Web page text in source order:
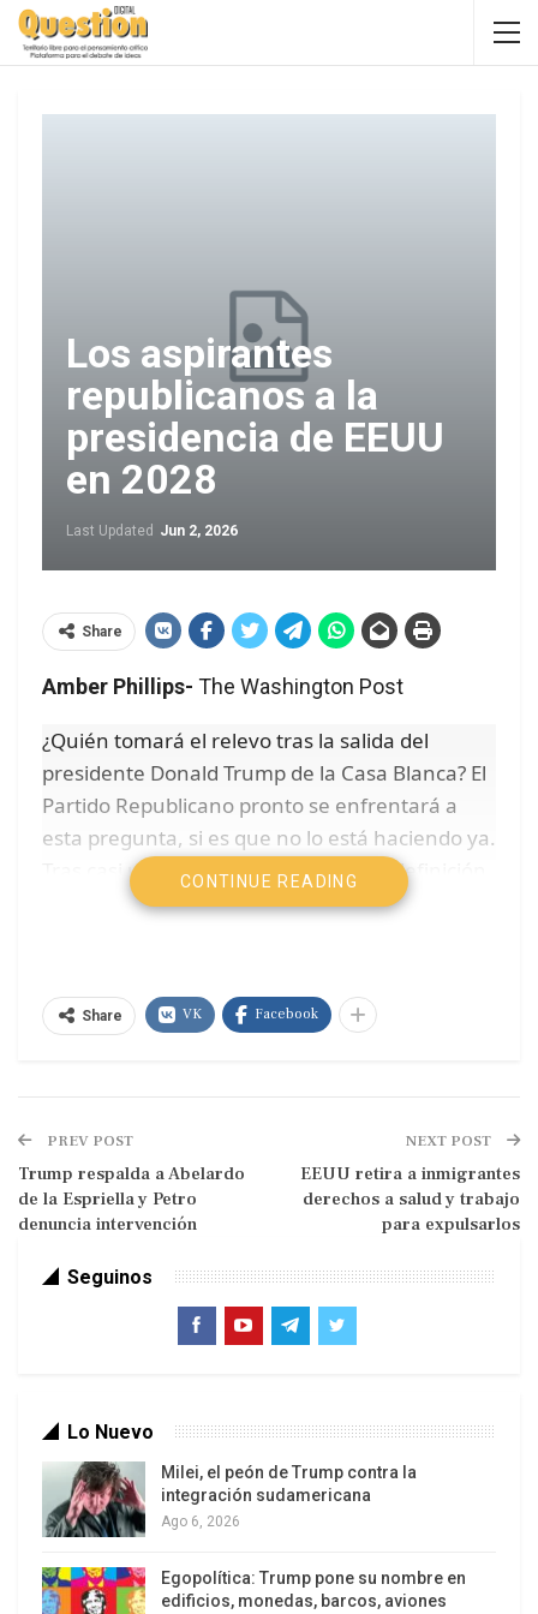
Los aspirantes
republicanos a la
presidencia de EEUU
en 2028
Last Updated Jun 2, 2026
Share
Amber Phillips- The Washington Post
¿Quién tomará el relevo tras la salida del
presidente Donald Trump de la Casa Blanca? El
Partido Republicano pronto se enfrentará a
esta pregunta, si es que no lo está haciendo ya.
Tras casi una década de dominio y
redefinición
l conservadurismopor parte de Trump , no
MAGA (Make America Great Again).
algunos estrategas, en este punto de la campaña
de 2024, los republicanos ya habían perdido el
interés en Trump.
Los más destacados
El vicepresidente JD Vance rara vez se ha
distanciado del presidente Donald Trump desde
Vicepresidente JD Vance:Vance ha hecho poco
por diferenciarse de Trump. Ha defendido las
políticas de la administración, incluso
implicabaretractarse de algunas de sus posturas.
enfrentamientos con los demócratas, incluyendo
CONTINUE READING
Share VK Facebook
PREV POST
Trump respalda a Abelardo
de la Espriella y Petro
denuncia intervención
NEXT POST
EEUU retira a inmigrantes
derechos a salud y trabajo
para expulsarlos
Seguinos
Lo Nuevo
Milei, el peón de Trump contra la
integración sudamericana
Ago 6, 2026
Egopolítica: Trump pone su nombre en
edificios, monedas, barcos, aviones